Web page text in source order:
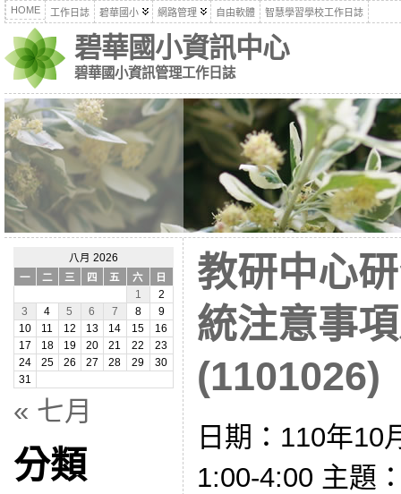
HOME 工作日誌 碧華國小 網路管理 自由軟體 智慧學習學校工作日誌
碧華國小資訊中心
碧華國小資訊管理工作日誌
八月 2026
一
二 三 四 五 六
日
1
2
3
4 5 6 7 8
9
10
11 12 13 14 15
16
17
18 19 20 21 22
23
24
25 26 27 28 29
30
31
« 七月
分類
教研中心
統注意事
(1101026)
日期：110年10
1:00-4:00 主題